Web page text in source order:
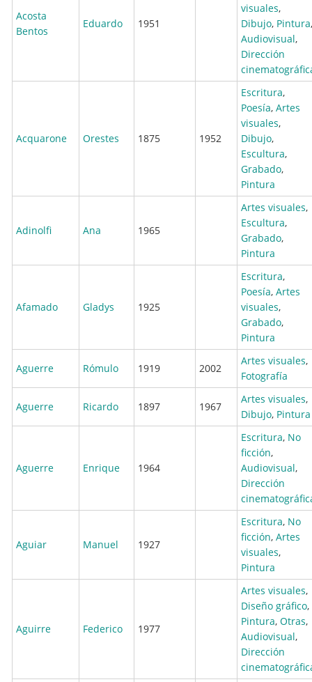
Acosta
Bentos
Eduardo 1951
visuales,
Dibujo, Pintura,
Audiovisual,
Dirección
Acquarone Orestes 1875 1952
Escritura,
Poesía, Artes
visuales,
Dibujo,
Escultura,
Grabado,
Pintura
Adinolfi Ana 1965
Artes visuales,
Escultura,
Grabado,
Pintura
Afamado Gladys 1925
Escritura,
Poesía, Artes
visuales,
Grabado,
Pintura
Aguerre Rómulo 1919 2002
Artes visuales,
Fotografía
Aguerre Ricardo 1897 1967
Artes visuales,
Dibujo, Pintura
Aguerre Enrique 1964
Escritura, No
ficción,
Audiovisual,
Dirección
Aguiar Manuel 1927
Escritura, No
ficción, Artes
visuales,
Pintura
Aguirre Federico 1977
Artes visuales,
Diseño gráfico,
Pintura, Otras,
Audiovisual,
Dirección